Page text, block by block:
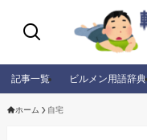
記事一覧 ビルメン用語辞典
ホーム 自宅